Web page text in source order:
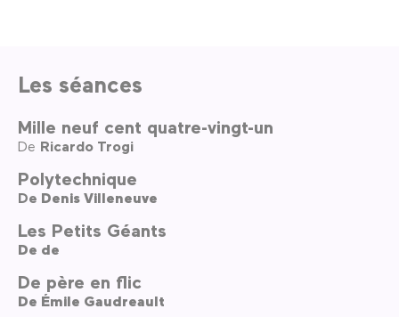
Les séances
Mille neuf cent quatre-vingt-un
De Ricardo Trogi
Polytechnique
De Denis Villeneuve
Les Petits Géants
De de
De père en flic
De Émile Gaudreault